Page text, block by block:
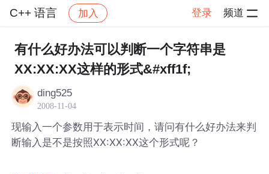
C++ 语言 加入 登录 频道
社区 C++ 语言 帖子详情
有什么好办法可以判断一个字符串是
XX:XX:XX这样的形式&#xff1f;
ding525
2008-11-04
现输入一个参数用于表示时间，请问有什么好办法来判
断输入是不是按照XX:XX:XX这个形式呢？